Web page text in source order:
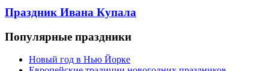
Праздник Ивана Купала
Популярные праздники
Новый год в Нью Йорке